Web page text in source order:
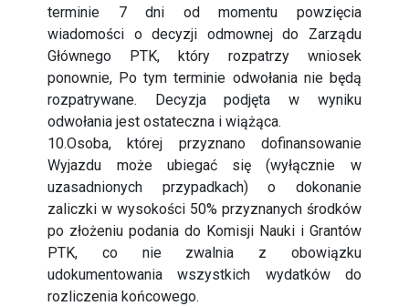
terminie 7 dni od momentu powzięcia
wiadomości o decyzji odmownej do Zarządu
Głównego PTK, który rozpatrzy wniosek
ponownie, Po tym terminie odwołania nie będą
rozpatrywane. Decyzja podjęta w wyniku
odwołania jest ostateczna i wiążąca.
10.Osoba, której przyznano dofinansowanie
Wyjazdu może ubiegać się (wyłącznie w
uzasadnionych przypadkach) o dokonanie
zaliczki w wysokości 50% przyznanych środków
po złożeniu podania do Komisji Nauki i Grantów
PTK, co nie zwalnia z obowiązku
udokumentowania wszystkich wydatków do
rozliczenia końcowego.